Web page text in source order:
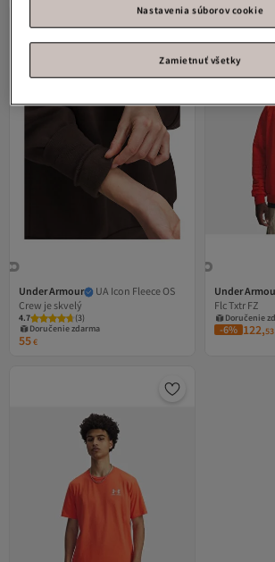
Under Armour
UA Icon Fleece OS
Crew je skvelý
4.7 (3)
Doručenie zdarma
55€
Under
Flc Txtr FZ
Doručenie
-6% 122,53
Nastavenia súborov cookie
Zamietnuť všetky